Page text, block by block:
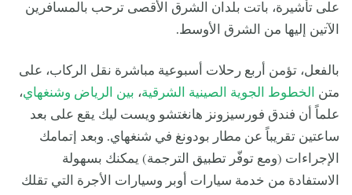
على تأشيرة، باتت بلدان الشرق الأقصى ترحب بالمسافرين
الآتين إليها من الشرق الأوسط.
بالفعل، تؤمن أربع رحلات أسبوعية مباشرة نقل الركاب، على
متن الخطوط الجوية الصينية الشرقية، بين الرياض وشنغهاي،
علماً أن فندق فورسيزونز هانغتشو ويست ليك يقع على بعد
ساعتين تقريباً عن مطار بودونغ في شنغهاي. وبعد إتمامك
الإجراءات (ومع توفّر تطبيق الترجمة) يمكنك بسهولة
الاستفادة من خدمة سيارات أوبر وسيارات الأجرة التي تقلك